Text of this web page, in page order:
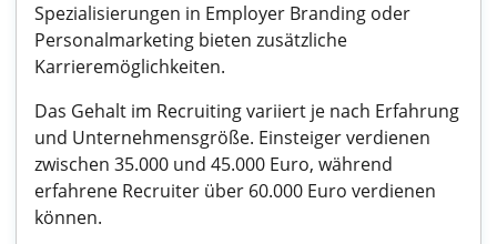
Spezialisierungen in Employer Branding oder
Personalmarketing bieten zusätzliche
Karrieremöglichkeiten.
Das Gehalt im Recruiting variiert je nach Erfahrung
und Unternehmensgröße. Einsteiger verdienen
zwischen 35.000 und 45.000 Euro, während
erfahrene Recruiter über 60.000 Euro verdienen
können.